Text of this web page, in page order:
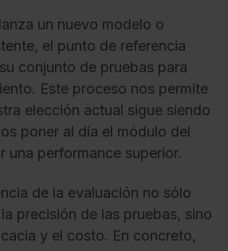
un nuevo modelo o
el punto de referencia
conjunto de pruebas para
Este proceso nos permite
elección actual sigue siendo
poner al día el módulo del
una performance superior.
de la evaluación no sólo
precisión de las pruebas, sino
y el costo. En concreto,